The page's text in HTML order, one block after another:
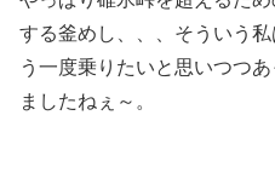
する釜めし、、、そういう
う一度乗りたいと思いつつ
ましたねぇ～。